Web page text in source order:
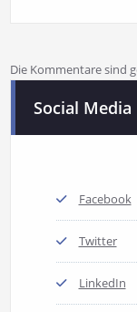
Die Kommentare sind
Social Media
Facebook
Twitter
LinkedIn